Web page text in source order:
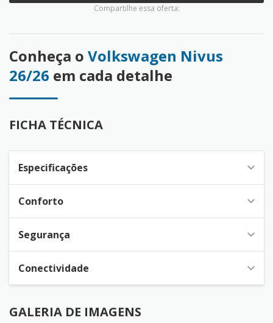
Compartilhe essa oferta:
Conheça o Volkswagen Nivus
26/26 em cada detalhe
FICHA TÉCNICA
Especificações
Conforto
Segurança
Conectividade
GALERIA DE IMAGENS